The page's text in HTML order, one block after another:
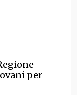
per